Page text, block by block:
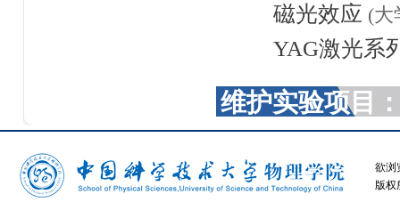
磁光效应 (大
YAG激光系
维护实验项目
欲浏
版权